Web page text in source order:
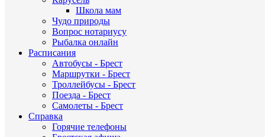
Школа мам
Чудо природы
Вопрос нотариусу
Рыбалка онлайн
Расписания
Автобусы - Брест
Маршрутки - Брест
Троллейбусы - Брест
Поезда - Брест
Самолеты - Брест
Справка
Горячие телефоны